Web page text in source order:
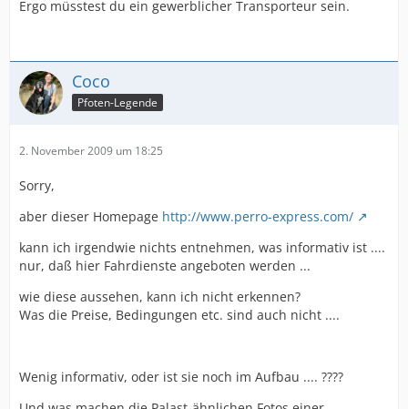
Ergo müsstest du ein gewerblicher Transporteur sein.
Coco
Pfoten-Legende
2. November 2009 um 18:25
Sorry,
aber dieser Homepage http://www.perro-express.com/
kann ich irgendwie nichts entnehmen, was informativ ist ....
nur, daß hier Fahrdienste angeboten werden ...
wie diese aussehen, kann ich nicht erkennen?
Was die Preise, Bedingungen etc. sind auch nicht ....
Wenig informativ, oder ist sie noch im Aufbau .... ????